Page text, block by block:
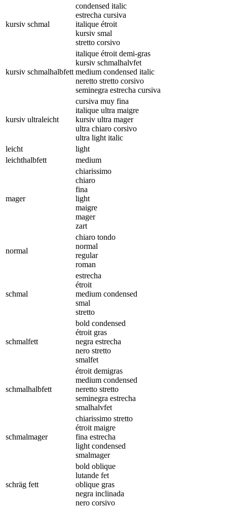
kursiv schmal
condensed italic
estrecha cursiva
italique étroit
kursiv smal
stretto corsivo
kursiv schmalhalbfett
italique étroit demi-gras
kursiv schmalhalvfet
medium condensed italic
neretto stretto corsivo
seminegra estrecha cursiva
kursiv ultraleicht
cursiva muy fina
italique ultra maigre
kursiv ultra mager
ultra chiaro corsivo
ultra light italic
leicht
light
leichthalbfett
medium
mager
chiarissimo
chiaro
fina
light
maigre
mager
zart
normal
chiaro tondo
normal
regular
roman
schmal
estrecha
étroit
medium condensed
smal
stretto
schmalfett
bold condensed
étroit gras
negra estrecha
nero stretto
smalfet
schmalhalbfett
étroit demigras
medium condensed
neretto stretto
seminegra estrecha
smalhalvfet
schmalmager
chiarissimo stretto
étroit maigre
fina estrecha
light condensed
smalmager
schräg fett
bold oblique
lutande fet
oblique gras
negra inclinada
nero corsivo